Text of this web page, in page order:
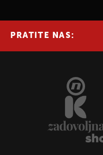
PRATITE NAS: